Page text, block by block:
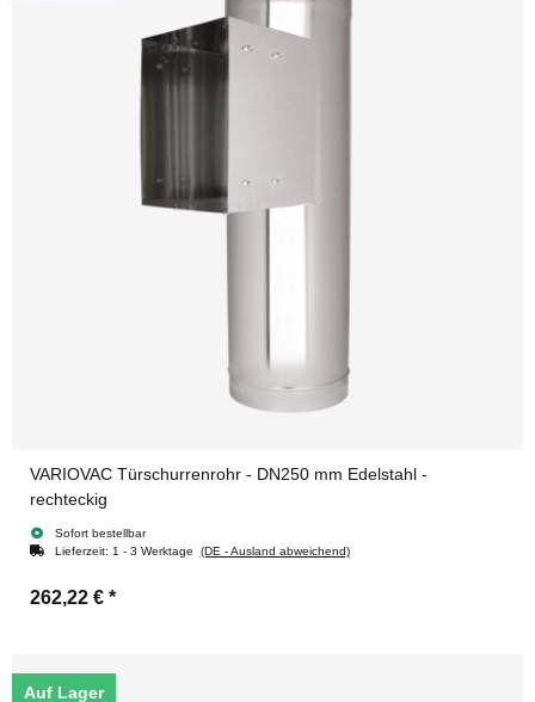
VARIOVAC Türschurrenrohr - DN250 mm Edelstahl -
rechteckig
Sofort bestellbar
Lieferzeit: 1 - 3 Werktage (DE - Ausland abweichend)
262,22 € *
Auf Lager